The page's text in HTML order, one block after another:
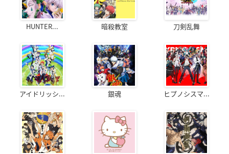
HUNTER... 暗殺教室 刀剣乱舞
アイドリッシ... 銀魂 ヒプノシスマ...